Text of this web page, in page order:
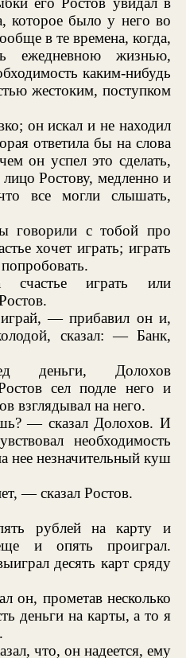
которое было у него во
в те времена, когда,
ежедневною жизнью,
каким-нибудь
жестоким, поступком
он искал и не находил
ответила бы на слова
он успел это сделать,
Ростову, медленно и
все могли слышать,
с тобой про
хочет играть; играть
счастье играть или
— прибавил он и,
сказал: — Банк,
деньги, Долохов
сел подле него и
взглядывал на него.
— сказал Долохов. И
необходимость
нее незначительный куш
— сказал Ростов.
рублей на карту и
и опять проиграл.
десять карт сряду
он, прометав несколько
деньги на карты, а то я
что, он надеется, ему